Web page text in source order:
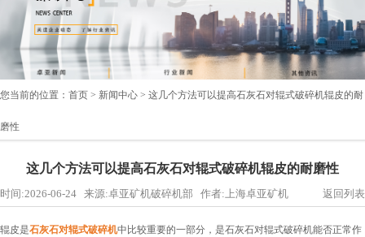
您当前的位置： 首页 > 新闻中心 > 这几个方法可以提高石灰石对辊式破碎机辊皮的耐
磨性
这几个方法可以提高石灰石对辊式破碎机辊皮的耐磨性
时间:2026-06-24 来源:卓亚矿机破碎机部 作者:上海卓亚矿机 返回列表
辊皮是石灰石对辊式破碎机中比较重要的一部分，是石灰石对辊式破碎机能否正常作